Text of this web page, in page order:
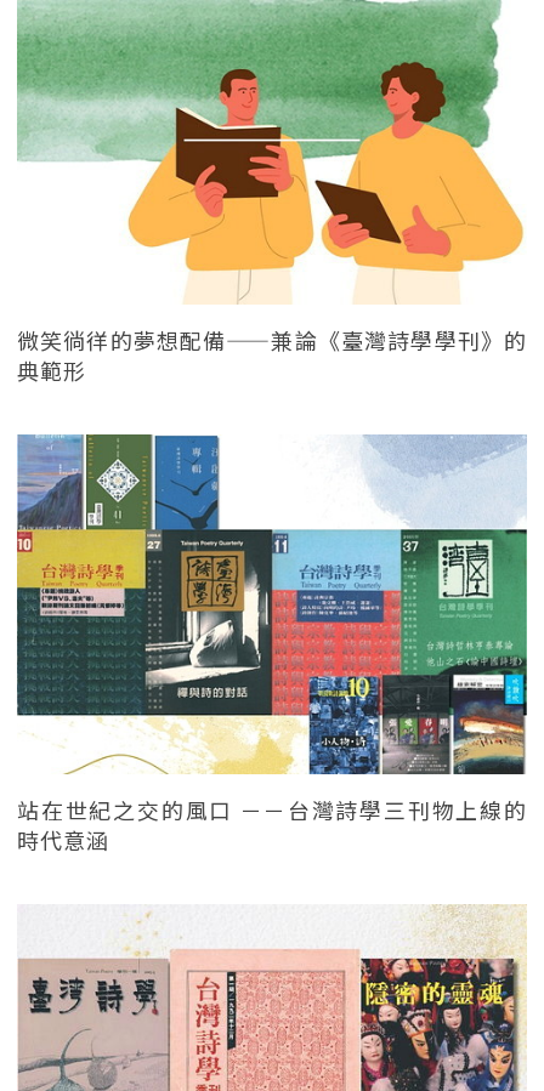
微笑徜徉的夢想配備——兼論《臺灣詩學學刊》的
典範形
站在世紀之交的風口 －－台灣詩學三刊物上線的
時代意涵